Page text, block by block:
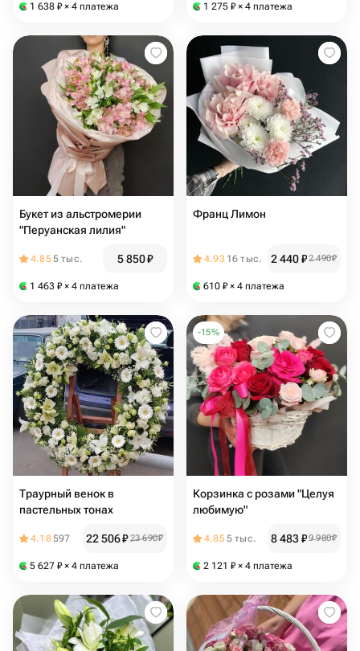
1 638 ₽ × 4 платежа 1 275 ₽ × 4 платежа
Букет из альстромерии
"Перуанская лилия"
4.855 тыс. 5 850₽
1 463 ₽ × 4 платежа
Франц Лимон
4.93 16 тыс. 2 440₽2 490₽
610 ₽ × 4 платежа
Траурный венок в
пастельных тонах
4.18597 22 506₽ 23 690₽
5 627 ₽ × 4 платежа
-15%
Корзинка с розами "Целуя
любимую"
4.855 тыс. 8 483₽9 980₽
2 121 ₽ × 4 платежа